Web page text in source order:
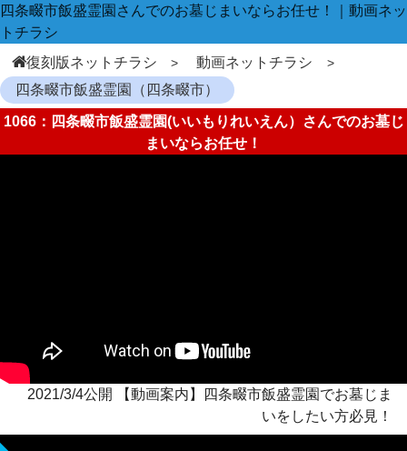
四条畷市飯盛霊園さんでのお墓じまいならお任せ！｜動画ネッ
トチラシ
復刻版ネットチラシ
動画ネットチラシ
四条畷市飯盛霊園（四条畷市）
1066：四条畷市飯盛霊園(いいもりれいえん）さんでのお墓じ
まいならお任せ！
2021/3/4公開 【動画案内】四条畷市飯盛霊園でお墓じま
いをしたい方必見！